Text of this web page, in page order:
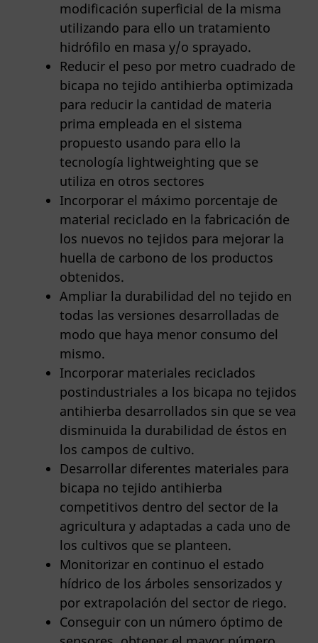
modificación superficial de la misma
utilizando para ello un tratamiento
hidrófilo en masa y/o sprayado.
Reducir el peso por metro cuadrado de
bicapa no tejido antihierba optimizada
para reducir la cantidad de materia
prima empleada en el sistema
propuesto usando para ello la
tecnología lightweighting que se
utiliza en otros sectores
Incorporar el máximo porcentaje de
material reciclado en la fabricación de
los nuevos no tejidos para mejorar la
huella de carbono de los productos
obtenidos.
Ampliar la durabilidad del no tejido en
todas las versiones desarrolladas de
modo que haya menor consumo del
mismo.
Incorporar materiales reciclados
postindustriales a los bicapa no tejidos
antihierba desarrollados sin que se vea
disminuida la durabilidad de éstos en
los campos de cultivo.
Desarrollar diferentes materiales para
bicapa no tejido antihierba
competitivos dentro del sector de la
agricultura y adaptadas a cada uno de
los cultivos que se planteen.
Monitorizar en continuo el estado
hídrico de los árboles sensorizados y
por extrapolación del sector de riego.
Conseguir con un número óptimo de